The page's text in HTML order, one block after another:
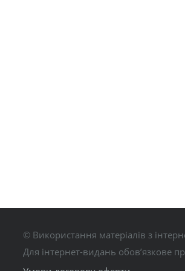
© Використання матеріалів з
Для інтернет-видань обов’язкове